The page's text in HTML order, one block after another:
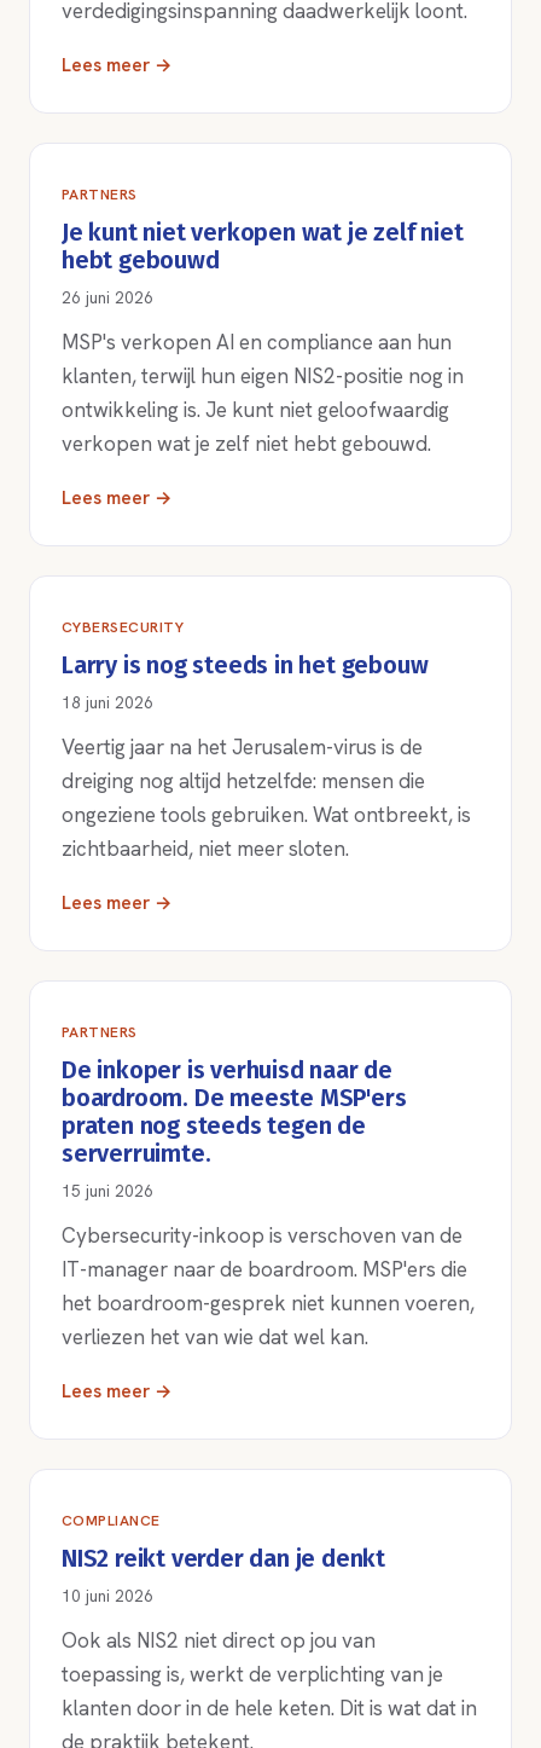
verdedigingsinspanning daadwerkelijk loont.
Lees meer →
PARTNERS
Je kunt niet verkopen wat je zelf niet
hebt gebouwd
26 juni 2026
MSP's verkopen AI en compliance aan hun
klanten, terwijl hun eigen NIS2-positie nog in
ontwikkeling is. Je kunt niet geloofwaardig
verkopen wat je zelf niet hebt gebouwd.
Lees meer →
CYBERSECURITY
Larry is nog steeds in het gebouw
18 juni 2026
Veertig jaar na het Jerusalem-virus is de
dreiging nog altijd hetzelfde: mensen die
ongeziene tools gebruiken. Wat ontbreekt, is
zichtbaarheid, niet meer sloten.
Lees meer →
PARTNERS
De inkoper is verhuisd naar de
boardroom. De meeste MSP'ers
praten nog steeds tegen de
serverruimte.
15 juni 2026
Cybersecurity-inkoop is verschoven van de
IT-manager naar de boardroom. MSP'ers die
het boardroom-gesprek niet kunnen voeren,
verliezen het van wie dat wel kan.
Lees meer →
COMPLIANCE
NIS2 reikt verder dan je denkt
10 juni 2026
Ook als NIS2 niet direct op jou van
toepassing is, werkt de verplichting van je
klanten door in de hele keten. Dit is wat dat in
de praktijk betekent.